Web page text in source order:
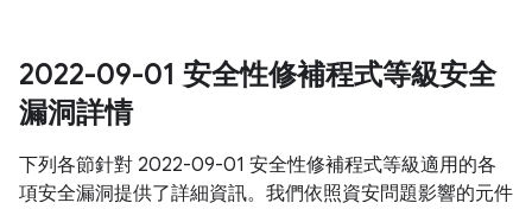
2022-09-01 安全性修補程式等級安全
漏洞詳情
下列各節針對 2022-09-01 安全性修補程式等級適用的各
項安全漏洞提供了詳細資訊。我們依照資安問題影響的元件